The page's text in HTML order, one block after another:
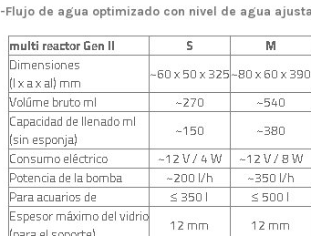
-Flujo de agua optimizado con nivel de agua